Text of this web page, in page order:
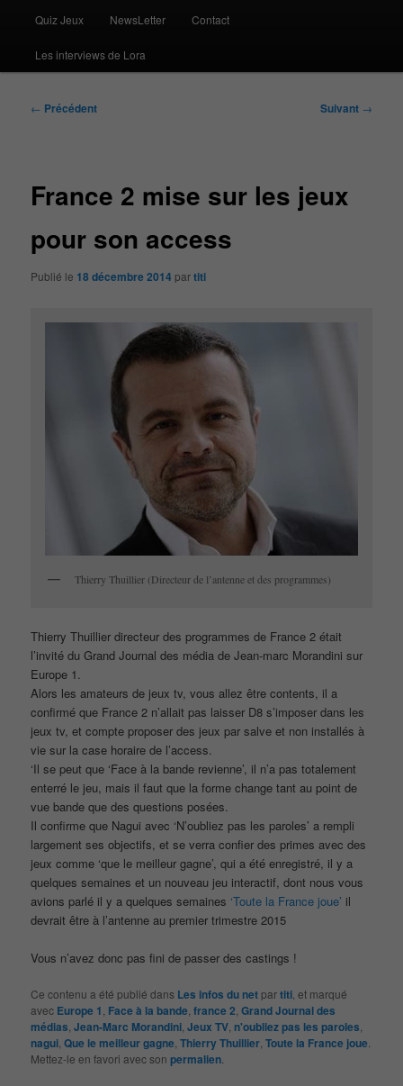
Quiz Jeux NewsLetter Contact
Les interviews de Lora
Navigation
← Précédent Suivant →
France 2 mise sur les jeux
pour son access
Publié le 18 décembre 2014 partiti
Thierry Thuillier (Directeur de l’antenne et des programmes)
Thierry Thuillier directeur des programmes de France 2 était
l’invité du Grand Journal des média de Jean-marc Morandini sur
Europe 1.
Alors les amateurs de jeux tv, vous allez être contents, il a
confirmé que France 2 n’allait pas laisser D8 s’imposer dans les
jeux tv, et compte proposer des jeux par salve et non installés à
vie sur la case horaire de l’access.
‘Il se peut que ‘Face à la bande revienne’, il n’a pas totalement
enterré le jeu, mais il faut que la forme change tant au point de
vue bande que des questions posées.
Il confirme que Nagui avec ‘N’oubliez pas les paroles’ a rempli
largement ses objectifs, et se verra confier des primes avec des
jeux comme ‘que le meilleur gagne’, qui a été enregistré, il y a
quelques semaines et un nouveau jeu interactif, dont nous vous
avions parlé il y a quelques semaines ‘Toute la France joue’ il
devrait être à l’antenne au premier trimestre 2015
Vous n’avez donc pas fini de passer des castings !
Ce contenu a été publié dans Les infos du net partiti , et marqué
avec Europe 1 Face à la bande ,france 2 ,Grand Journal des
médias ,Jean-Marc Morandini ,Jeux TV n'oubliez pas les paroles
nagui ,Que le meilleur gagne ,Thierry Thuillier ,Toute la France joue
Mettez-le en favori avec sonpermalien